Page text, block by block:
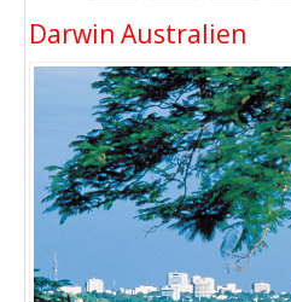
Darwin Australien